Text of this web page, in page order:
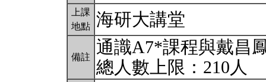
上課
地點 海研大講堂
備註
通識A7*課程與戴昌
總人數上限：210人